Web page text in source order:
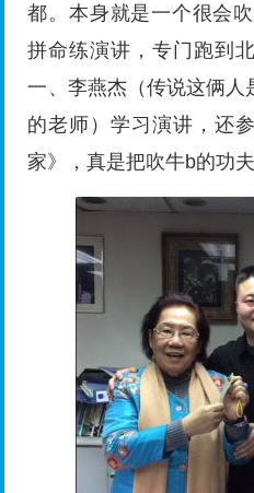
都。本身就是一个很会
拼命练演讲，专门跑到
一、李燕杰（传说这俩人
的老师）学习演讲，还
家》，真是把吹牛b的功